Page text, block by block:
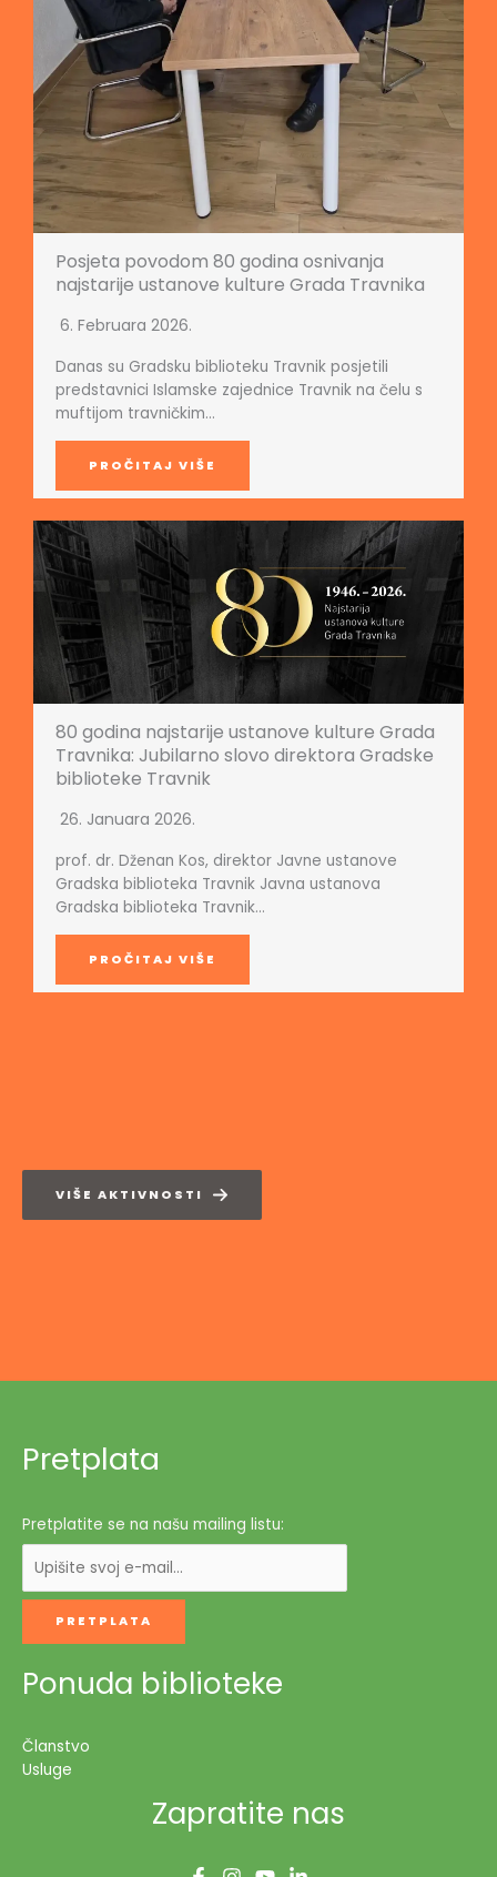
Posjeta povodom 80 godina osnivanja
najstarije ustanove kulture Grada Travnika
6. Februara 2026.
Danas su Gradsku biblioteku Travnik posjetili
predstavnici Islamske zajednice Travnik na čelu s
muftijom travničkim…
PROČITAJ VIŠE
80 godina najstarije ustanove kulture Grada
Travnika: Jubilarno slovo direktora Gradske
biblioteke Travnik
26. Januara 2026.
prof. dr. Dženan Kos, direktor Javne ustanove
Gradska biblioteka Travnik Javna ustanova
Gradska biblioteka Travnik…
PROČITAJ VIŠE
VIŠE AKTIVNOSTI
Pretplata
Pretplatite se na našu mailing listu:
Ponuda biblioteke
Članstvo
Usluge
Zapratite nas